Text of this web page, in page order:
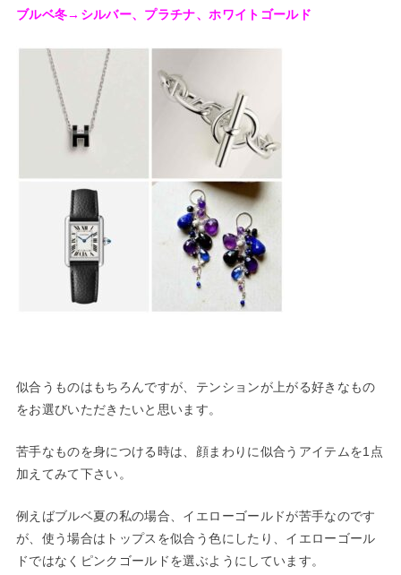
ブルベ冬→シルバー、プラチナ、ホワイトゴールド
似合うものはもちろんですが、テンションが上がる好きなもの
をお選びいただきたいと思います。
苦手なものを身につける時は、顔まわりに似合うアイテムを1点
加えてみて下さい。
例えばブルベ夏の私の場合、イエローゴールドが苦手なのです
が、使う場合はトップスを似合う色にしたり、イエローゴール
ドではなくピンクゴールドを選ぶようにしています。